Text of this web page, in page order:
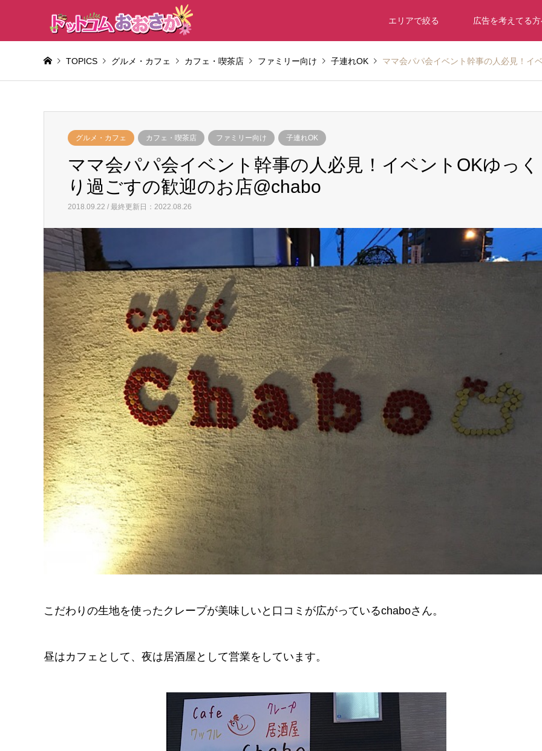
エリアで絞る 広告を考えてる
TOPICS グルメ・カフェ カフェ・喫茶店 ファミリー向け 子連れOK ママ会パパ会イベント幹事の人必見！イ
グルメ・カフェ カフェ・喫茶店 ファミリー向け 子連れOK
ママ会パパ会イベント幹事の人必見！イベントOKゆっく
り過ごすの歓迎のお店@chabo
2018.09.22 / 最終更新日：2022.08.26
こだわりの生地を使ったクレープが美味しいと口コミが広がっているchaboさん。
昼はカフェとして、夜は居酒屋として営業をしています。